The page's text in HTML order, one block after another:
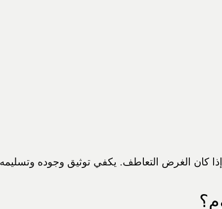
كان الغرض التعاطف. يكفي توثيق وجوده وتسليمه